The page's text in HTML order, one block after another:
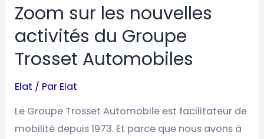
Zoom sur les nouvelles
activités du Groupe
Trosset Automobiles
Elat / Par Elat
Le Groupe Trosset Automobile est facilitateur de
mobilité depuis 1973. Et parce que nous avons à